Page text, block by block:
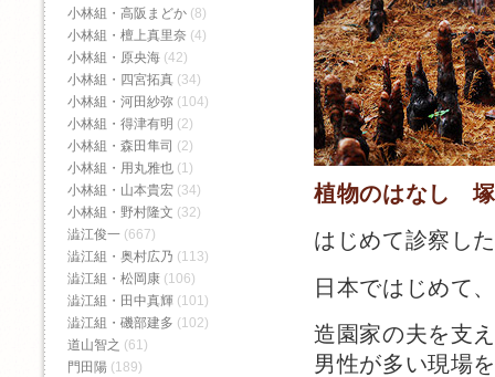
植物のはなし
はじめて診察し
日本ではじめて
造園家の夫を支
男性が多い現場
小林組・高阪まどか (8)
小林組・檀上真里奈 (4)
小林組・原央海 (42)
小林組・四宮拓真 (34)
小林組・河田紗弥 (104)
小林組・得津有明 (2)
小林組・森田隼司 (2)
小林組・用丸雅也 (1)
小林組・山本貴宏 (34)
小林組・野村隆文 (32)
澁江俊一 (667)
澁江組・奥村広乃 (113)
澁江組・松岡康 (106)
澁江組・田中真輝 (101)
澁江組・磯部建多 (102)
道山智之 (61)
門田陽 (189)